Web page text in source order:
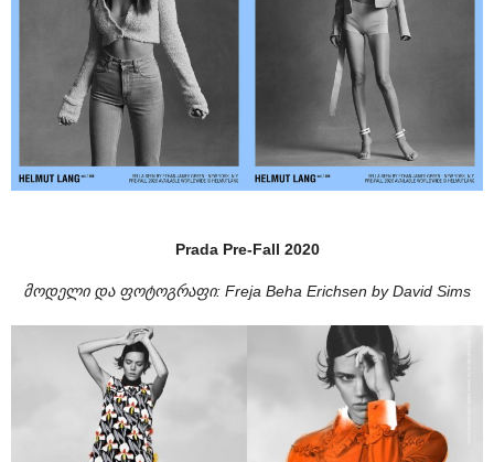
Prada Pre-Fall 2020
მოდელი და ფოტოგრაფი: Freja Beha Erichsen by David Sims